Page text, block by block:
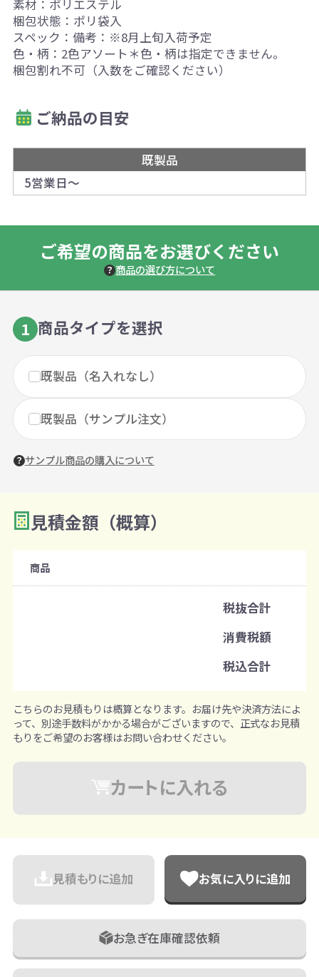
素材：ポリエステル
梱包状態：ポリ袋入
スペック：備考：※8月上旬入荷予定
色・柄：2色アソート＊色・柄は指定できません。
梱包割れ不可（入数をご確認ください）
ご納品の目安
既製品
5営業日～
ご希望の商品をお選びください
商品の選び方について
1 商品タイプを選択
既製品（名入れなし）
既製品（サンプル注文）
サンプル商品の購入について
2 数量を入力
購入条件
見積金額（概算）
商品
税抜合計
消費税額
税込合計
こちらのお見積もりは概算となります。お届け先や決済方法によ
って、別途手数料がかかる場合がございますので、正式なお見積
もりをご希望のお客様はお問い合わせください。
カートに入れる
見積もりに追加 お気に入りに追加
お急ぎ在庫確認依頼